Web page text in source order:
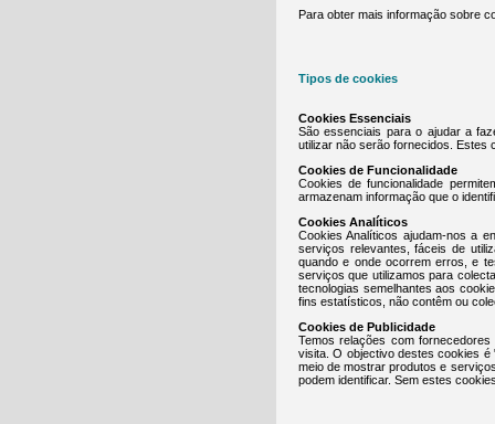
Para obter mais informação sobre
Tipos de cookies
Cookies Essenciais
São essenciais para o ajudar a
utilizar não serão fornecidos. Estes
Cookies de Funcionalidade
Cookies de funcionalidade
armazenam informação que o
Cookies Analíticos
Cookies Analíticos ajudam-nos a
serviços relevantes, fáceis de
quando e onde ocorrem erros, e
serviços que utilizamos para
tecnologias semelhantes aos
fins estatísticos, não contêm ou
Cookies de Publicidade
Temos relações com
visita. O objectivo destes cookies é
meio de mostrar produtos e
podem identificar. Sem estes